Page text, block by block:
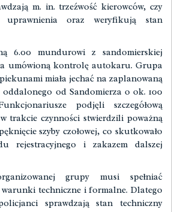
m. in. trzeźwość kierowców, czy
uprawnienia oraz weryfikują stan
6.00 mundurowi z sandomierskiej
umówioną kontrolę autokaru. Grupa
miała jechać na zaplanowaną
oddalonego od Sandomierza o ok. 100
podjęli szczegółową
trakcie czynności stwierdzili poważną
szyby czołowej, co skutkowało
rejestracyjnego i zakazem dalszej
grupy musi spełniać
techniczne i formalne. Dlatego
sprawdzają stan techniczny